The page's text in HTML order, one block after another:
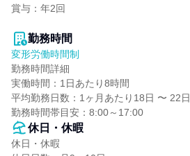
賞与：年2回
勤務時間
変形労働時間制
勤務時間詳細
実働時間：1日あたり8時間
平均勤務日数：1ヶ月あたり18日 〜 22日
勤務時間帯目安：8:00～17:00
休日・休暇
休日・休暇